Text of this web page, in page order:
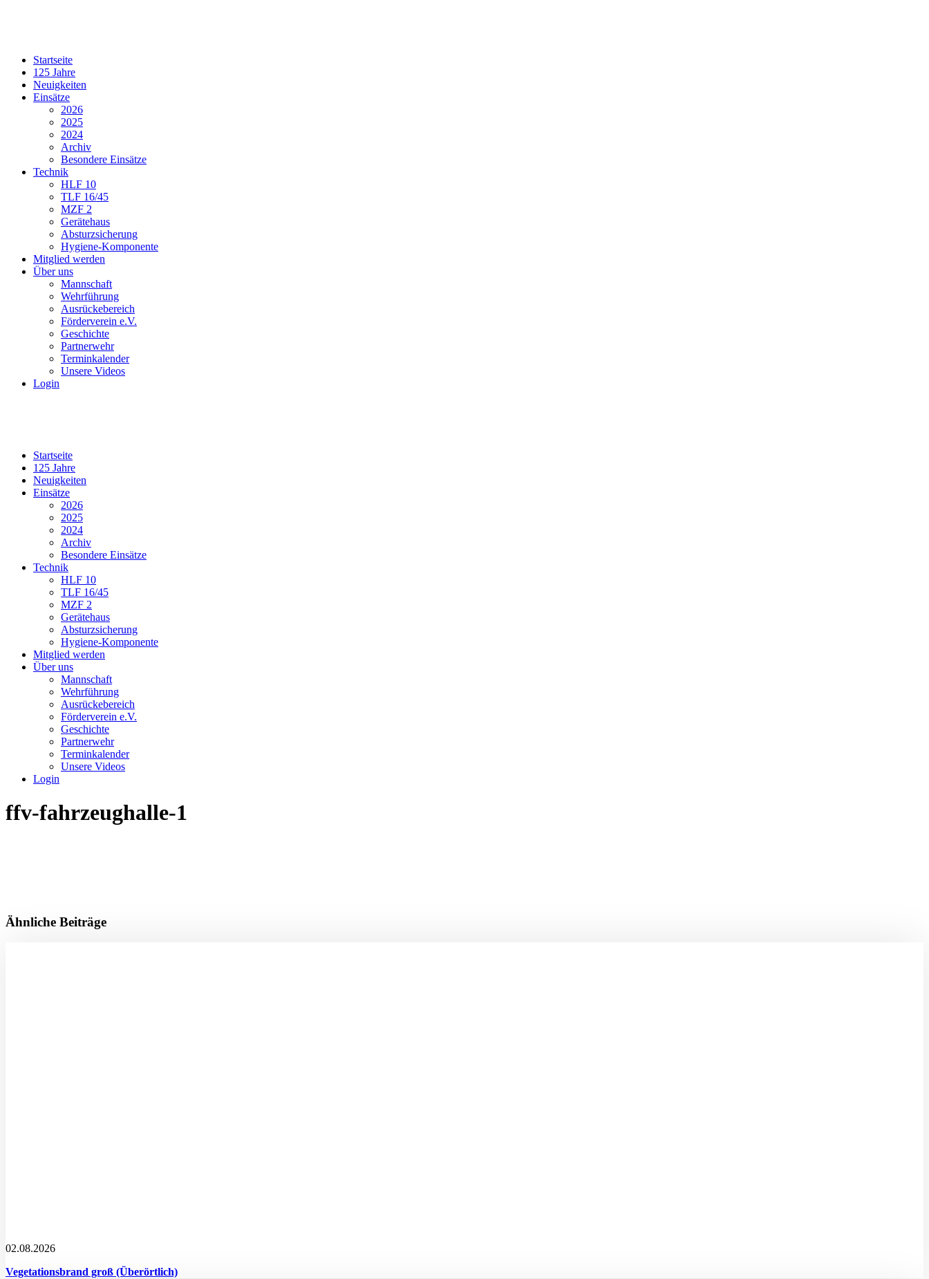
Startseite
125 Jahre
Neuigkeiten
Einsätze
2026
2025
2024
Archiv
Besondere Einsätze
Technik
HLF 10
TLF 16/45
MZF 2
Gerätehaus
Absturzsicherung
Hygiene-Komponente
Mitglied werden
Über uns
Mannschaft
Wehrführung
Ausrückebereich
Förderverein e.V.
Geschichte
Partnerwehr
Terminkalender
Unsere Videos
Login
Startseite
125 Jahre
Neuigkeiten
Einsätze
2026
2025
2024
Archiv
Besondere Einsätze
Technik
HLF 10
TLF 16/45
MZF 2
Gerätehaus
Absturzsicherung
Hygiene-Komponente
Mitglied werden
Über uns
Mannschaft
Wehrführung
Ausrückebereich
Förderverein e.V.
Geschichte
Partnerwehr
Terminkalender
Unsere Videos
Login
ffv-fahrzeughalle-1
Ähnliche Beiträge
02.08.2026
Vegetationsbrand groß (Überörtlich)